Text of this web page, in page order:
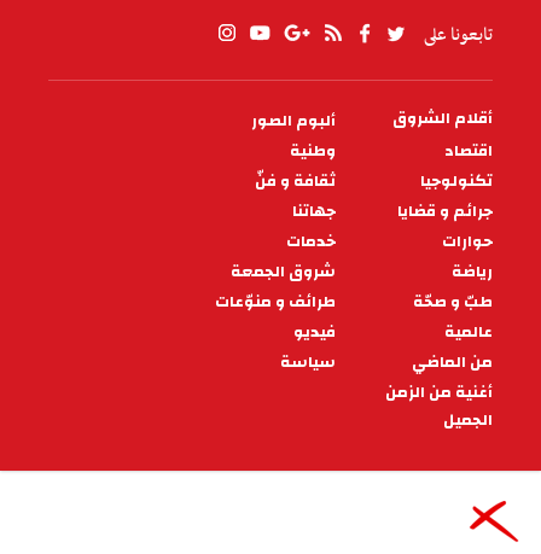
تابعونا على
PIED
DE
PAGE
أقلام الشروق
ألبوم الصور
اقتصاد
وطنية
تكنولوجيا
ثقافة و فنّ
جرائم و قضايا
جهاتنا
حوارات
خدمات
رياضة
شروق الجمعة
طبّ و صحّة
طرائف و منوّعات
عالمية
فيديو
من الماضي
سياسة
أغنية من الزمن
الجميل